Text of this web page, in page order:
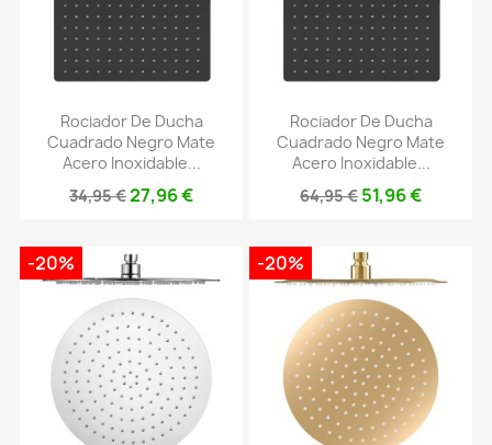
Rociador De Ducha
Cuadrado Negro Mate
Acero Inoxidable...
34,95 €27,96 €
Rociador De Ducha
Cuadrado Negro Mate
Acero Inoxidable...
64,95 € 51,96 €
-20% -20%